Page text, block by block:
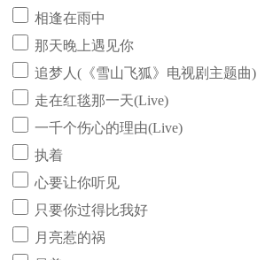
相逢在雨中
那天晚上遇见你
追梦人(《雪山飞狐》电视剧主题曲)
走在红毯那一天(Live)
一千个伤心的理由(Live)
执着
心要让你听见
只要你过得比我好
月亮惹的祸